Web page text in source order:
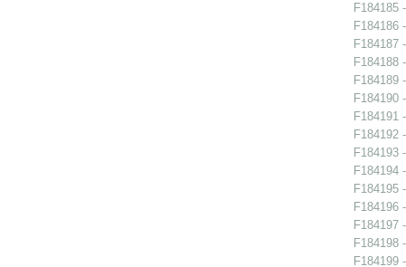
F184185
F184186
F184187
F184188
F184189
F184190
F184191
F184192
F184193
F184194
F184195
F184196
F184197
F184198
F184199